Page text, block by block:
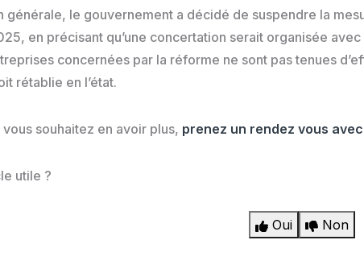
générale, le gouvernement a décidé de suspendre la
en précisant qu’une concertation serait organisée
concernées par la réforme ne sont pas tenues
rétablie en l’état.
souhaitez en avoir plus, prenez un rendez vous
utile ?
Oui Non